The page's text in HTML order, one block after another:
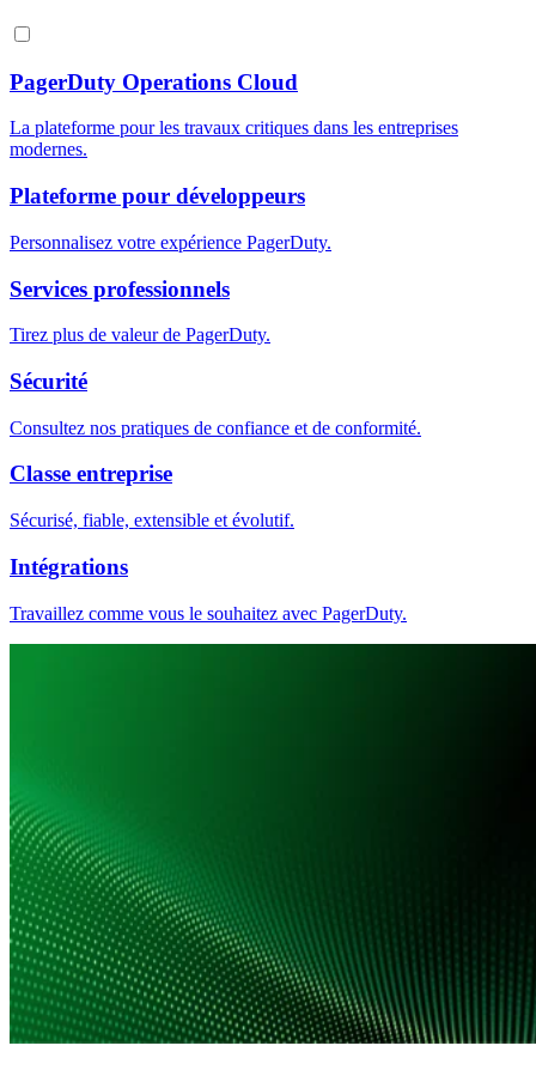
PagerDuty Operations Cloud
La plateforme pour les travaux critiques dans les entreprises
modernes.
Plateforme pour développeurs
Personnalisez votre expérience PagerDuty.
Services professionnels
Tirez plus de valeur de PagerDuty.
Sécurité
Consultez nos pratiques de confiance et de conformité.
Classe entreprise
Sécurisé, fiable, extensible et évolutif.
Intégrations
Travaillez comme vous le souhaitez avec PagerDuty.